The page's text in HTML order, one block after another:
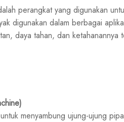
perangkat yang digunakan
digunakan dalam berbagai
daya tahan, dan ketahanannya
menyambung ujung-ujung